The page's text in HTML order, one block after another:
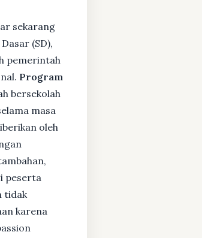
sekarang
(SD),
pemerintah
Program
bersekolah
masa
oleh
peserta
tidak
karena